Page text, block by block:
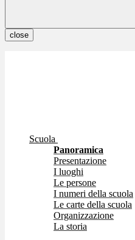
close
Scuola
Panoramica
Presentazione
I luoghi
Le persone
I numeri della scuola
Le carte della scuola
Organizzazione
La storia